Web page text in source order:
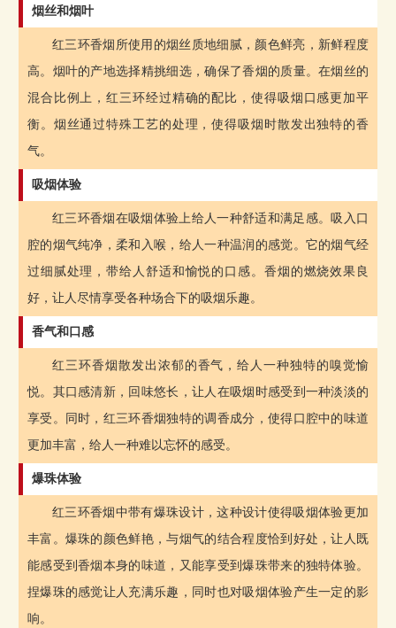
烟丝和烟叶
红三环香烟所使用的烟丝质地细腻，颜色鲜亮，新鲜程度
高。烟叶的产地选择精挑细选，确保了香烟的质量。在烟丝的
混合比例上，红三环经过精确的配比，使得吸烟口感更加平
衡。烟丝通过特殊工艺的处理，使得吸烟时散发出独特的香
气。
吸烟体验
红三环香烟在吸烟体验上给人一种舒适和满足感。吸入口
腔的烟气纯净，柔和入喉，给人一种温润的感觉。它的烟气经
过细腻处理，带给人舒适和愉悦的口感。香烟的燃烧效果良
好，让人尽情享受各种场合下的吸烟乐趣。
香气和口感
红三环香烟散发出浓郁的香气，给人一种独特的嗅觉愉
悦。其口感清新，回味悠长，让人在吸烟时感受到一种淡淡的
享受。同时，红三环香烟独特的调香成分，使得口腔中的味道
更加丰富，给人一种难以忘怀的感受。
爆珠体验
红三环香烟中带有爆珠设计，这种设计使得吸烟体验更加
丰富。爆珠的颜色鲜艳，与烟气的结合程度恰到好处，让人既
能感受到香烟本身的味道，又能享受到爆珠带来的独特体验。
捏爆珠的感觉让人充满乐趣，同时也对吸烟体验产生一定的影
响。